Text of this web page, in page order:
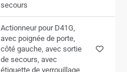
secours
Actionneur pour D41G,
avec poignée de porte,
côté gauche, avec sortie
de secours, avec
étiquette de verrouillage